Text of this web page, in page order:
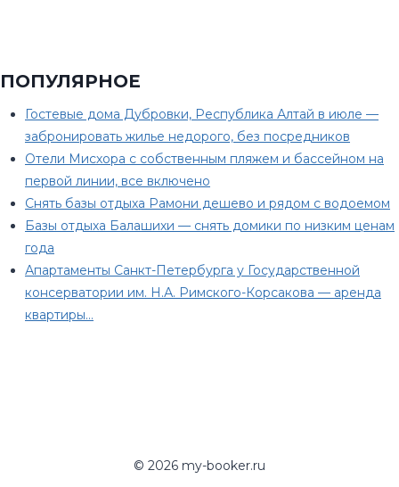
ПОПУЛЯРНОЕ
Гостевые дома Дубровки, Республика Алтай в июле —
забронировать жилье недорого, без посредников
Отели Мисхора с собственным пляжем и бассейном на
первой линии, все включено
Снять базы отдыха Рамони дешево и рядом с водоемом
Базы отдыха Балашихи — снять домики по низким ценам
года
Апартаменты Санкт-Петербурга у Государственной
консерватории им. Н.А. Римского-Корсакова — аренда
квартиры…
© 2026 my-booker.ru